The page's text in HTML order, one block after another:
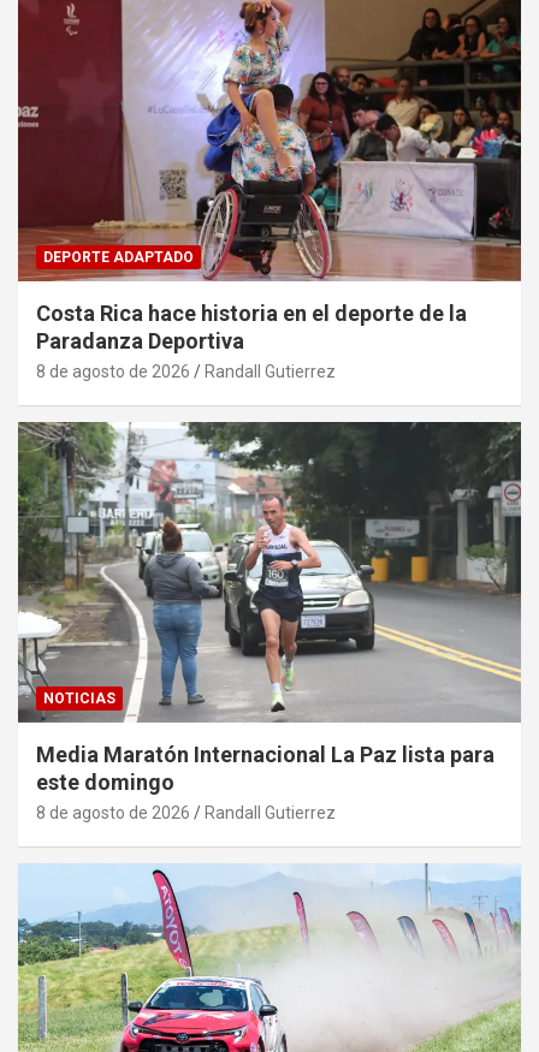
DEPORTE ADAPTADO
Costa Rica hace historia en el deporte de la
Paradanza Deportiva
8 de agosto de 2026 Randall Gutierrez
NOTICIAS
Media Maratón Internacional La Paz lista para
este domingo
8 de agosto de 2026 Randall Gutierrez